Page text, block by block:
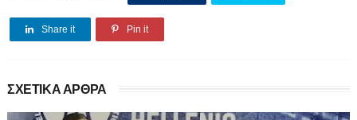
Share it Pin it
ΣΧΕΤΙΚΑ ΑΡΘΡΑ